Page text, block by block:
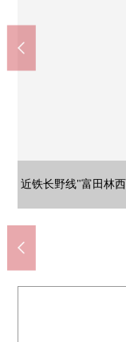
近铁长野线"富田林
[约15.6张塌塌米
[客厅]是
[约6.0张塌塌米日式
[厨房]与家族以及客
[洗脸]为正在
[浴室]泡在
[厕所]有温水冲洗[洗
[阳台]
能和重